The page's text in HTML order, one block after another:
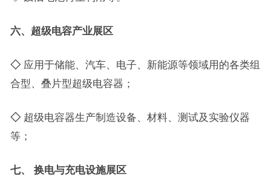
六、超级电容产业展区
◇ 应用于储能、汽车、电子、新能源等领域用的各类组
合型、叠片型超级电容器；
◇ 超级电容器生产制造设备、材料、测试及实验仪器
等；
七、 换电与充电设施展区